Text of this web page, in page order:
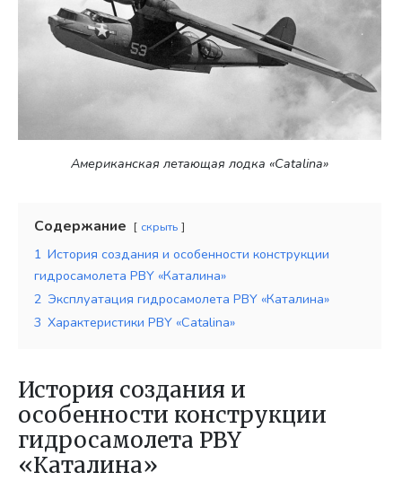
Американская летающая лодка «Catalina»
Содержание скрыть
1 История создания и особенности конструкции
гидросамолета PBY «Каталина»
2 Эксплуатация гидросамолета PBY «Каталина»
3 Характеристики PBY «Catalina»
История создания и
особенности конструкции
гидросамолета PBY
«Каталина»